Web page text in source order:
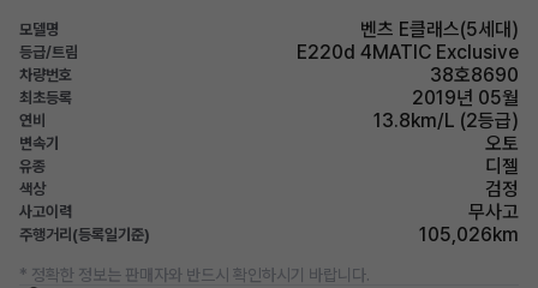
모델명 벤츠 E클래스(5세대)
등급/트림 E220d 4MATIC Exclusive
차량번호 38호8690
최초등록 2019년 05월
연비 13.8km/L (2등급)
변속기 오토
유종 디젤
색상 검정
사고이력 무사고
주행거리(등록일기준) 105,026km
* 정확한 정보는 판매자와 반드시 확인하시기 바랍니다.